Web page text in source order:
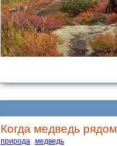
Когда медведь рядом
природа медведь